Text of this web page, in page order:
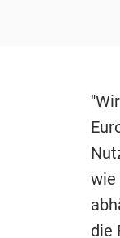
wie
die